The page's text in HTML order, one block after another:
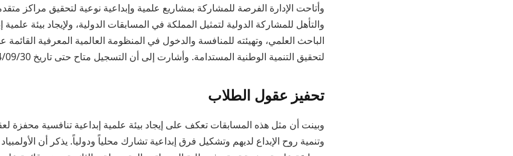
وأتاحت الإدارة الفرصة للمشاركة بمشاريع علمية وإبداعية نوعية لتحقيق مراكز
والتأهل للمشاركة الدولية لتمثيل المملكة في المسابقات الدولية، ولإيجاد بيئة
الباحث العلمي، وتهيئته للمنافسة والدخول في المنظومة العالمية المعرفية القائمة
لتحقيق التنمية الوطنية المستدامة. وأشارت إلى أن التسجيل متاح حتى تاريخ 2024/09/30 م.
تحفيز عقول الطلاب
وبينت أن مثل هذه المسابقات تعكف على إيجاد بيئة علمية إبداعية تنافسية محفزة
وتنمية روح الإبداع لديهم وتشكيل فرق إبداعية تشارك محلياً ودولياً. يذكر أن